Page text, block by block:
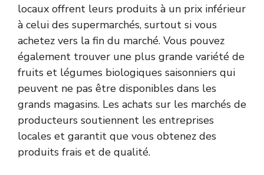
locaux offrent leurs produits à un prix inférieur
à celui des supermarchés, surtout si vous
achetez vers la fin du marché. Vous pouvez
également trouver une plus grande variété de
fruits et légumes biologiques saisonniers qui
peuvent ne pas être disponibles dans les
grands magasins. Les achats sur les marchés de
producteurs soutiennent les entreprises
locales et garantit que vous obtenez des
produits frais et de qualité.